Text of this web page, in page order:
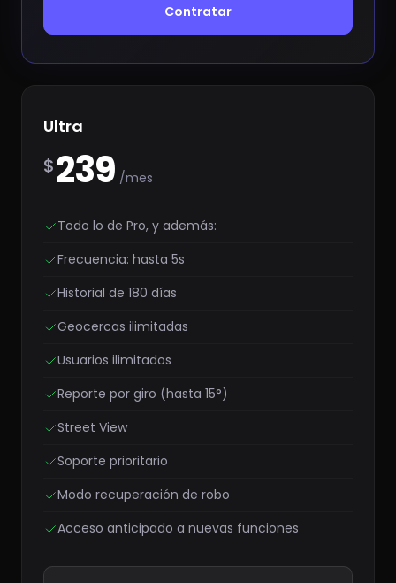
Contratar
Ultra
$239 /mes
Todo lo de Pro, y además:
Frecuencia: hasta 5s
Historial de 180 días
Geocercas ilimitadas
Usuarios ilimitados
Reporte por giro (hasta 15°)
Street View
Soporte prioritario
Modo recuperación de robo
Acceso anticipado a nuevas funciones